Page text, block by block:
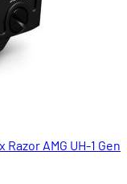
AMG UH-1 Gen